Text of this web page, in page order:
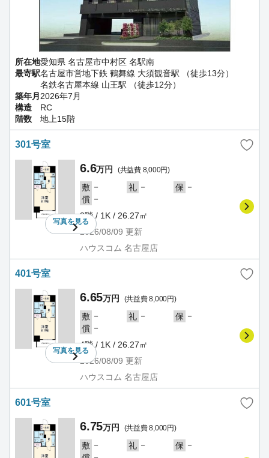
所在地愛知県 名古屋市中村区 名駅南
最寄駅名古屋市営地下鉄 鶴舞線 大須観音駅 （徒歩13分）
名鉄名古屋本線 山王駅 （徒歩12分）
築年月2026年7月
構造
RC
階数
地上15階
301号室
写真を見る
6.6万円 (共益費 8,000円)
敷 － 礼 － 保 －
償 －
3階 / 1K / 26.27㎡
2026/08/09 更新
ハウスコム 名古屋店
401号室
写真を見る
6.65万円 (共益費 8,000円)
敷 － 礼 － 保 －
償 －
4階 / 1K / 26.27㎡
2026/08/09 更新
ハウスコム 名古屋店
601号室
6.75万円 (共益費 8,000円)
敷 － 礼 － 保 －